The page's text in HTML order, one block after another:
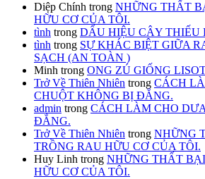
Diệp Chính trong NHỮNG THẤT
HỮU CƠ CỦA TÔI.
tình trong DẤU HIỆU CÂY THIẾU
tình trong SỰ KHÁC BIỆT GIỮA
SẠCH (AN TOÀN )
Minh trong ONG ZÚ GIỐNG
Trở Về Thiên Nhiên trong CÁCH
CHUỘT KHÔNG BỊ ĐẮNG.
admin trong CÁCH LÀM CHO
ĐẮNG.
Trở Về Thiên Nhiên trong NHỮNG
TRỒNG RAU HỮU CƠ CỦA TÔI.
Huy Linh trong NHỮNG THẤT
HỮU CƠ CỦA TÔI.